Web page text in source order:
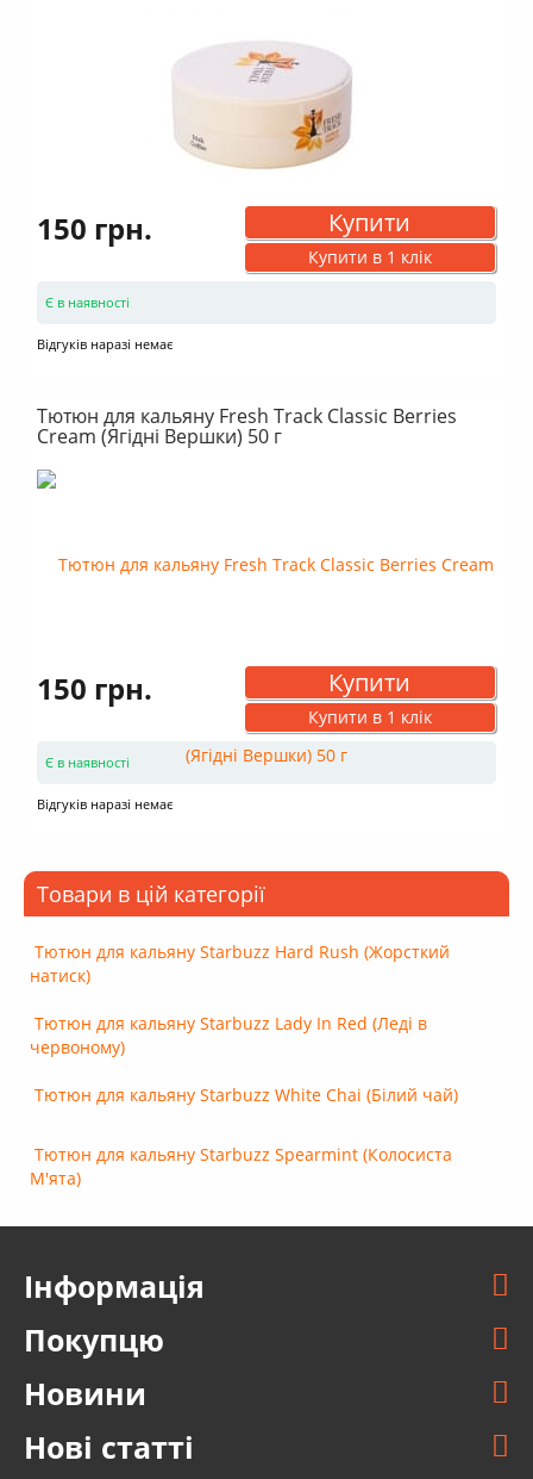
150 грн. Купити
Купити в 1 клік
Є в наявності
Відгуків наразі немає
Тютюн для кальяну Fresh Track Classic Berries
Cream (Ягідні Вершки) 50 г
150 грн. Купити
Купити в 1 клік
Є в наявності
Відгуків наразі немає
Товари в цій категорії
Тютюн для кальяну Starbuzz Hard Rush (Жорсткий
натиск)
Тютюн для кальяну Starbuzz Lady In Red (Леді в
червоному)
Тютюн для кальяну Starbuzz White Chai (Білий чай)
Тютюн для кальяну Starbuzz Spearmint (Колосиста
М'ята)
Інформація
Покупцю
Новини
Нові статті